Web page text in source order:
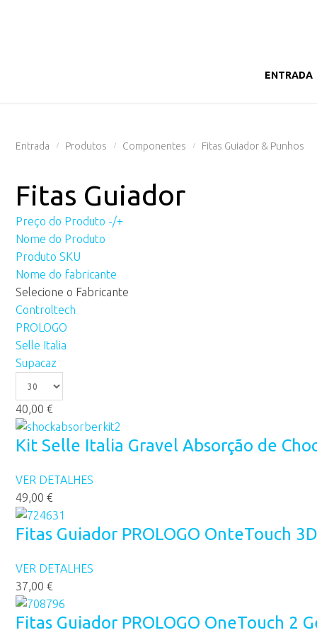
ENTRADA
Entrada / Produtos / Componentes / Fitas Guiador & Punhos
Fitas Guiador
Preço do Produto -/+
Nome do Produto
Produto SKU
Nome do fabricante
Selecione o Fabricante
Controltech
PROLOGO
Selle Italia
Supacaz
40,00 €
Kit Selle Italia Gravel Absorção de
VER DETALHES
49,00 €
Fitas Guiador PROLOGO OnteTouch
VER DETALHES
37,00 €
Fitas Guiador PROLOGO OneTouch 2